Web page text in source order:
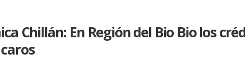
Chillán: En Región del Bio Bio los